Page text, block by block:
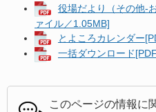
役場だより（その他-
ァイル／1.05MB]
とよころカレンダー
一括ダウンロード
このページの情報に